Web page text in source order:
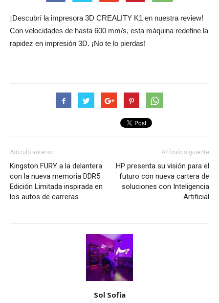
¡Descubrí la impresora 3D CREALITY K1 en nuestra review!
Con velocidades de hasta 600 mm/s, esta máquina redefine la
rapidez en impresión 3D. ¡No te lo pierdas!
Artículo anterior
Kingston FURY a la delantera
con la nueva memoria DDR5
Edición Limitada inspirada en
los autos de carreras
Artículo siguiente
HP presenta su visión para el
futuro con nueva cartera de
soluciones con Inteligencia
Artificial
Sol Sofia